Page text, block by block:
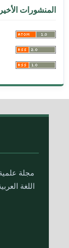
المنشورات
مجلة
اللغة